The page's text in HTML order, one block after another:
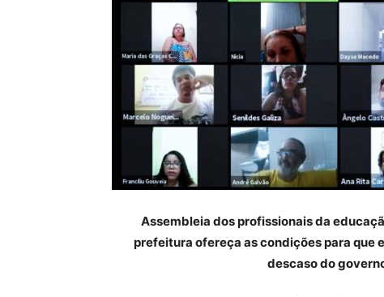
Assembleia dos profissionais da
prefeitura ofereça as condições para que
descaso do